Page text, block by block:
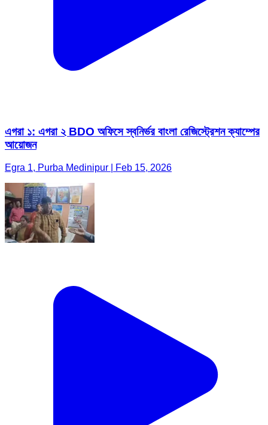
এগরা ১: এগরা ২ BDO অফিসে স্বনির্ভর বাংলা রেজিস্ট্রেশন ক্যাম্পের
আয়োজন
Egra 1, Purba Medinipur | Feb 15, 2026